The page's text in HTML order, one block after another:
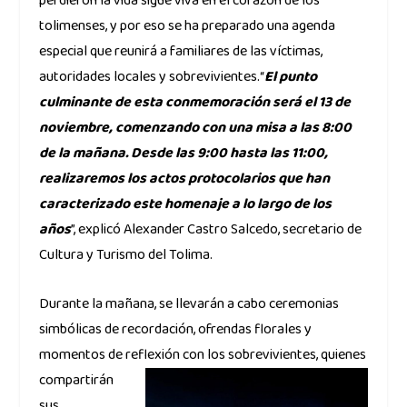
tolimenses, y por eso se ha preparado una agenda
especial que reunirá a familiares de las víctimas,
autoridades locales y sobrevivientes.“El punto
culminante de esta conmemoración será el 13 de
noviembre, comenzando con una misa a las 8:00
de la mañana. Desde las 9:00 hasta las 11:00,
realizaremos los actos protocolarios que han
caracterizado este homenaje a lo largo de los
años”, explicó Alexander Castro Salcedo, secretario de
Cultura y Turismo del Tolima.
Durante la mañana, se llevarán a cabo ceremonias
simbólicas de recordación, ofrendas florales y
momentos de reflexión con los sobrevivientes,quienes
compartirán